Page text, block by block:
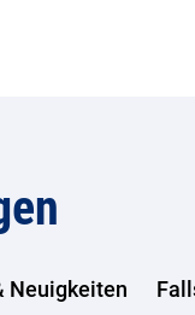
Neuigkeiten